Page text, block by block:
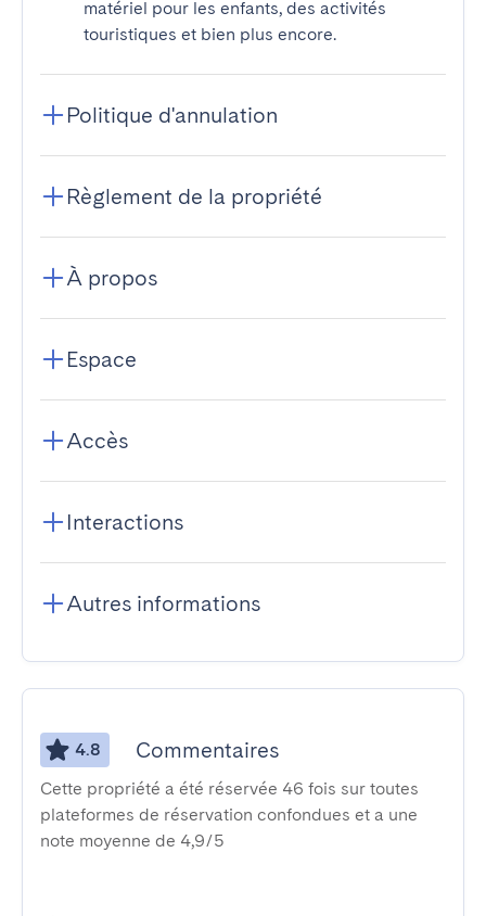
matériel pour les enfants, des activités
touristiques et bien plus encore.
Politique d'annulation
Règlement de la propriété
À propos
Espace
Accès
Interactions
Autres informations
4.8 Commentaires
Cette propriété a été réservée 46 fois sur toutes
plateformes de réservation confondues et a une
note moyenne de 4,9/5